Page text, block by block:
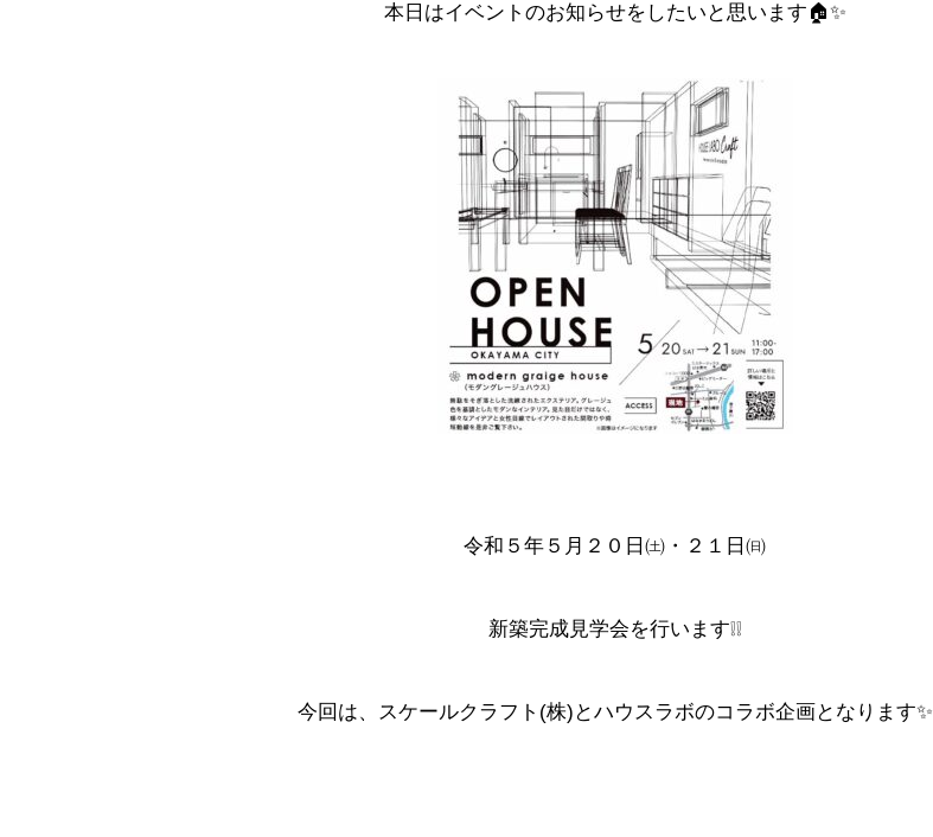
本日はイベントのお知らせをしたいと思います🏠✨
令和５年５月２０日㈯・２１日㈰
新築完成見学会を行います❕❕
今回は、スケールクラフト(株)とハウスラボのコラボ企画となります✨